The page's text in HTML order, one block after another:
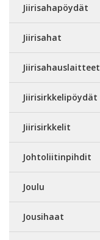
Jiirisahapöydät
Jiirisahat
Jiirisahauslaitteet
Jiirisirkkelipöydät
Jiirisirkkelit
Johtoliitinpihdit
Joulu
Jousihaat